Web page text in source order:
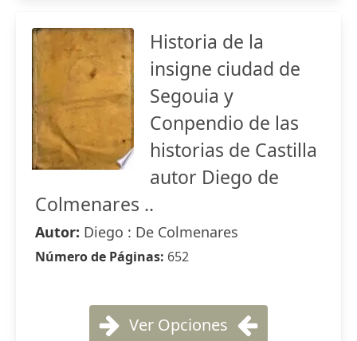
Historia de la
insigne ciudad de
Segouia y
Conpendio de las
historias de Castilla
autor Diego de
Colmenares ..
Autor: Diego : De Colmenares
Número de Páginas: 652
Ver Opciones